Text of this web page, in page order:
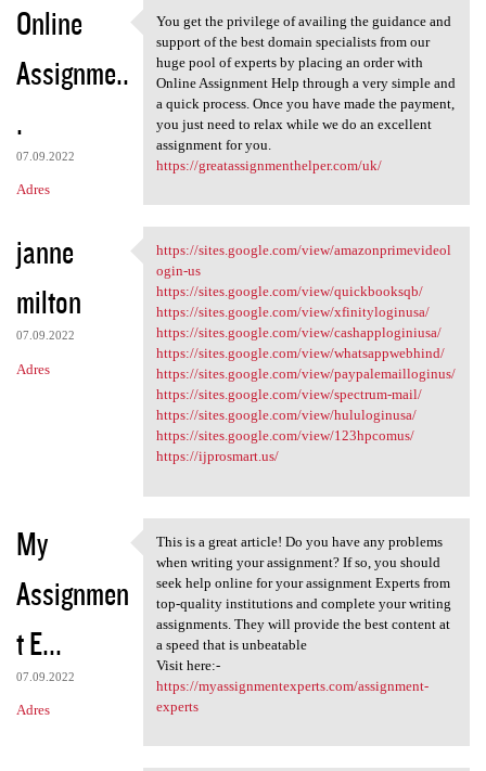
Online
Assignme..
.
07.09.2022
Adres
You get the privilege of
You get the privilege of availing the guidance and
support of the best domain specialists from our
huge pool of experts by placing an order with
Online Assignment Help through a very simple and
a quick process. Once you have made the payment,
you just need to relax while we do an excellent
assignment for you.
https://greatassignmenthelper.com/uk/
janne
milton
07.09.2022
Adres
https://sites.google.com/view
https://sites.google.com/view/amazonprimevideol
ogin-us
https://sites.google.com/view/quickbooksqb/
https://sites.google.com/view/xfinityloginusa/
https://sites.google.com/view/cashapploginiusa/
https://sites.google.com/view/whatsappwebhind/
https://sites.google.com/view/paypalemailloginus/
https://sites.google.com/view/spectrum-mail/
https://sites.google.com/view/hululoginusa/
https://sites.google.com/view/123hpcomus/
https://ijprosmart.us/
My
Assignmen
t E...
07.09.2022
Adres
This is a great article! Do
This is a great article! Do you have any problems
when writing your assignment? If so, you should
seek help online for your assignment Experts from
top-quality institutions and complete your writing
assignments. They will provide the best content at
a speed that is unbeatable
Visit here:-
https://myassignmentexperts.com/assignment-
experts